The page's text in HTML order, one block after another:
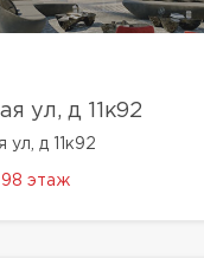
ул, д 11к92
ул, д 11к92
98 этаж